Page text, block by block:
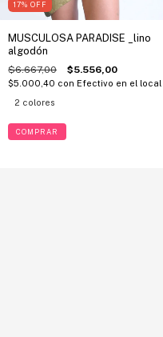
17% OFF
MUSCULOSA PARADISE _lino
algodón
$6.667,00 $5.556,00
$5.000,40 con Efectivo en el local
2 colores
COMPRAR